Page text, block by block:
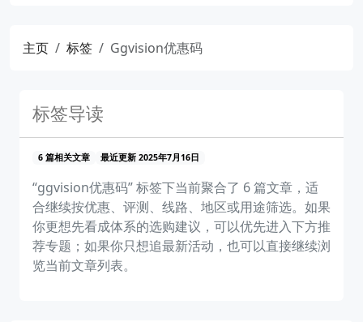
主页 标签 Ggvision优惠码
标签导读
6 篇相关文章 最近更新 2025年7月16日
“ggvision优惠码” 标签下当前聚合了 6 篇文章，适
合继续按优惠、评测、线路、地区或用途筛选。如果
你更想先看成体系的选购建议，可以优先进入下方推
荐专题；如果你只想追最新活动，也可以直接继续浏
览当前文章列表。